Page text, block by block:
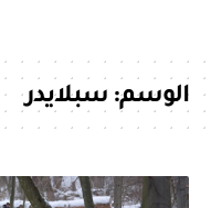
الوسم:سبلايدر